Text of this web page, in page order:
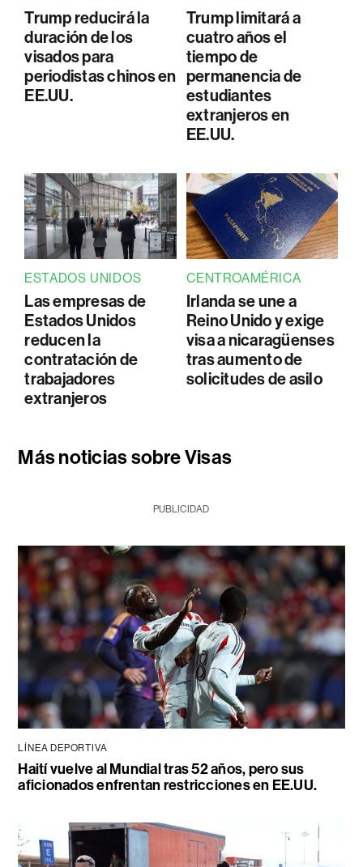
Trump reducirá la
duración de los
visados para
periodistas chinos en
EE.UU.
Trump limitará a
cuatro años el
tiempo de
permanencia de
estudiantes
extranjeros en
EE.UU.
ESTADOS UNIDOS
Las empresas de
Estados Unidos
reducen la
contratación de
trabajadores
extranjeros
CENTROAMÉRICA
Irlanda se une a
Reino Unido y exige
visa a nicaragüenses
tras aumento de
solicitudes de asilo
Más noticias sobre Visas
PUBLICIDAD
LÍNEA DEPORTIVA
Haití vuelve al Mundial tras 52 años, pero sus
aficionados enfrentan restricciones en EE.UU.